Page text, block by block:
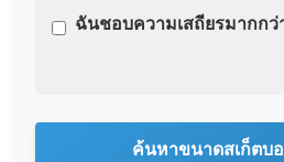
ฉันชอบความเสถียรมากก
ค้นหาขนาดสเก็ตบ